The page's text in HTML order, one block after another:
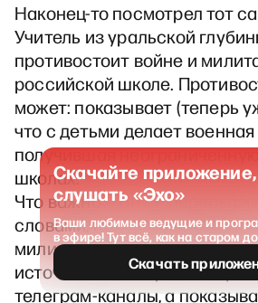
Наконец-то посмотрел тот
Учитель из уральской
противостоит войне и
российской школе.
может: показывает (теперь
что с детьми делает
получившая
школах.
Что важно — он не
словами, не снимает фильм
милитаризации по каким-то
источникам, которые,
телеграм-каналы, а
Скачайте
слушать «Эхо»
Ваши любимые ведущие и
в эфире! Тут всё, как на старом
Скачать